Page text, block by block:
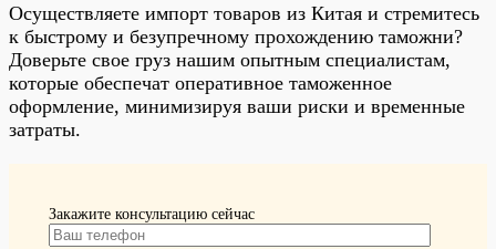
Осуществляете импорт товаров из Китая и стремитесь
к быстрому и безупречному прохождению таможни?
Доверьте свое груз нашим опытным специалистам,
которые обеспечат оперативное таможенное
оформление, минимизируя ваши риски и временные
затраты.
Закажите консультацию сейчас